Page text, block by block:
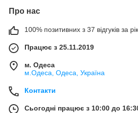
Про нас
100% позитивних з 37 відгуків за рік
Працює з 25.11.2019
м. Одеса
м.Одеса, Одеса, Україна
Контакти
Сьогодні працює з 10:00 до